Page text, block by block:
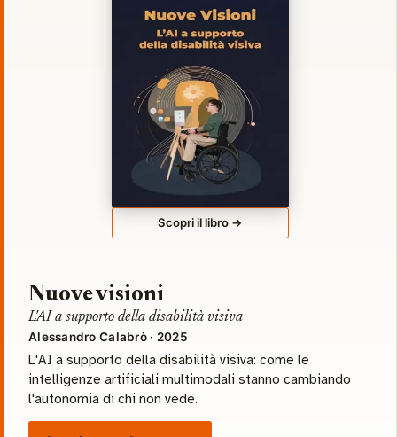
Scopri il libro →
Nuove visioni
L'AI a supporto della disabilità visiva
Alessandro Calabrò · 2025
L'AI a supporto della disabilità visiva: come le
intelligenze artificiali multimodali stanno cambiando
l'autonomia di chi non vede.